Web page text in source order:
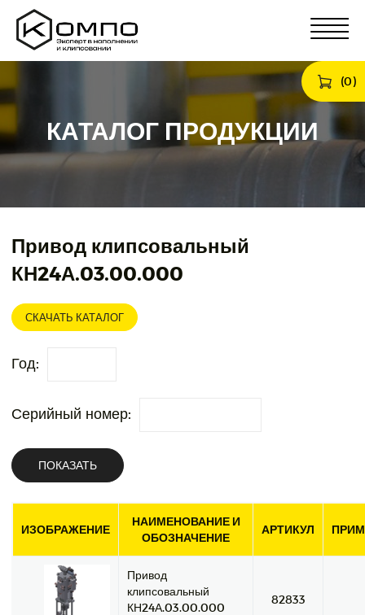
(0)
КАТАЛОГ ПРОДУКЦИИ
Привод клипсовальный
КН24А.03.00.000
СКАЧАТЬ КАТАЛОГ
Год:
Серийный номер:
ПОКАЗАТЬ
ИЗОБРАЖЕНИЕ
НАИМЕНОВАНИЕ И
ОБОЗНАЧЕНИЕ
АРТИКУЛ
Привод
клипсовальный
КН24А.03.00.000
82833